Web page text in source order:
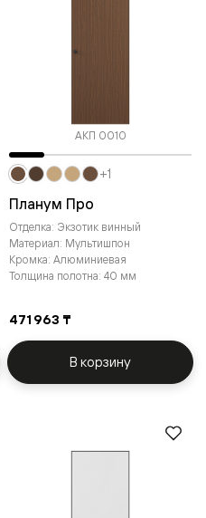
АКП 0010
Планум Про
Отделка: Экзотик винный
Материал: Мультишпон
Кромка: Алюминиевая
Толщина полотна: 40 мм
471 963 ₸
+1
В корзину